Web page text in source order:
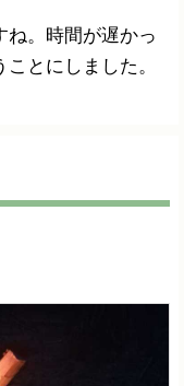
ね。時間が遅かっ
とにしました。